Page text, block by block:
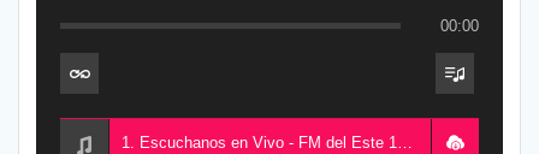
00:00
1. Escuchanos en Vivo - FM del Este 100.5, desde Chajarí, Entre Ríos, Argentina